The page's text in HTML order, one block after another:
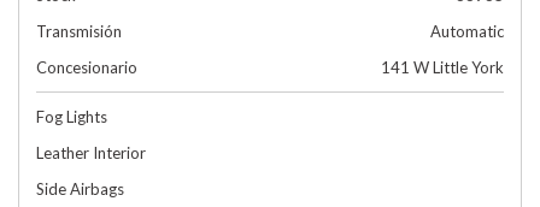
Transmisión
Automatic
Concesionario
141 W Little York
Fog Lights
Leather Interior
Side Airbags